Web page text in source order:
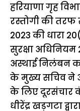
हरियाणा गृह
रस्तोगी की
2023 की धारा
सुरक्षा
अस्थाई निलंबन
के मुख्य सचिव ने
के लिए दूरसंचार
धीरेंद्र खड़गटा